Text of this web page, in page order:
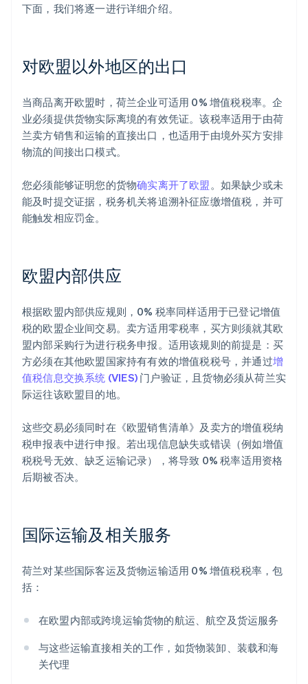
下面，我们将逐一进行详细介绍。
对欧盟以外地区的出口
当商品离开欧盟时，荷兰企业可适用 0% 增值税税率。企
业必须提供货物实际离境的有效凭证。该税率适用于由荷
兰卖方销售和运输的直接出口，也适用于由境外买方安排
物流的间接出口模式。
您必须能够证明您的货物确实离开了欧盟。如果缺少或未
能及时提交证据，税务机关将追溯补征应缴增值税，并可
能触发相应罚金。
欧盟内部供应
根据欧盟内部供应规则，0% 税率同样适用于已登记增值
税的欧盟企业间交易。卖方适用零税率，买方则须就其欧
盟内部采购行为进行税务申报。适用该规则的前提是：买
方必须在其他欧盟国家持有有效的增值税税号，并通过增
值税信息交换系统 (VIES) 门户验证，且货物必须从荷兰实
际运往该欧盟目的地。
这些交易必须同时在《欧盟销售清单》及卖方的增值税纳
税申报表中进行申报。若出现信息缺失或错误（例如增值
税税号无效、缺乏运输记录），将导致 0% 税率适用资格
后期被否决。
国际运输及相关服务
荷兰对某些国际客运及货物运输适用 0% 增值税税率，包
括：
在欧盟内部或跨境运输货物的航运、航空及货运服务
与这些运输直接相关的工作，如货物装卸、装载和海
关代理